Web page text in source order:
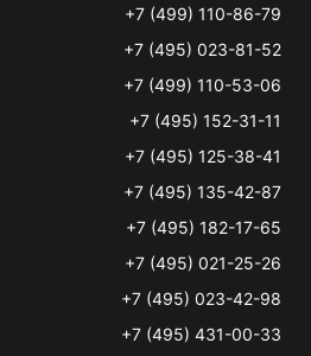
+7 (499) 110-86-79
+7 (495) 023-81-52
+7 (499) 110-53-06
+7 (495) 152-31-11
+7 (495) 125-38-41
+7 (495) 135-42-87
+7 (495) 182-17-65
+7 (495) 021-25-26
+7 (495) 023-42-98
+7 (495) 431-00-33